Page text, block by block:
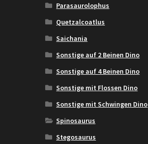
Parasaurolophus
Quetzalcoatlus
Saichania
Sonstige auf 2 Beinen Dino
Sonstige auf 4 Beinen Dino
Sonstige mit Flossen Dino
Sonstige mit Schwingen Dino
Spinosaurus
Stegosaurus